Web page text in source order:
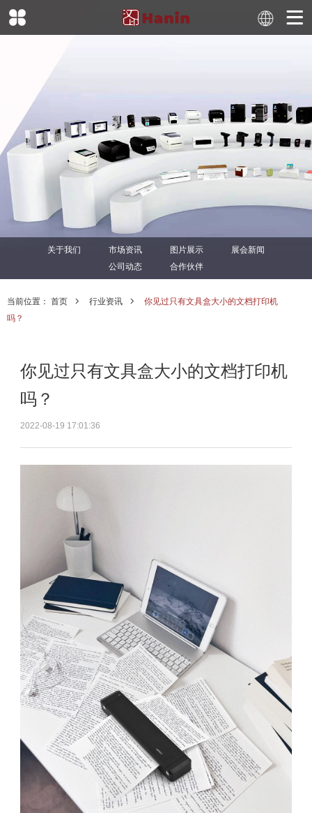
关于我们 市场资讯 图片展示
展会新闻
公司动态
合作伙伴
当前位置： 首页 行业资讯
你见过只有文具盒大小的文档打印机
吗？
你见过只有文具盒大小的文档打印机
吗？
2022-08-19 17:01:36